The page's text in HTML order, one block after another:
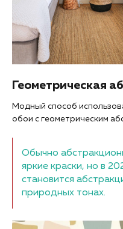
Геометрическая
Модный способ
обои с геометрическим
Обычно
яркие краски, но в
становится
природных тонах.